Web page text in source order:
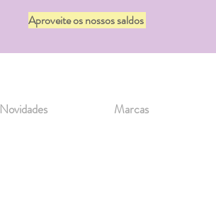
Aproveite os nossos saldos
Novidades Marcas